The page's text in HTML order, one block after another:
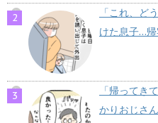
「これ、ど
けた息子…帰
「帰ってき
かりおじさ